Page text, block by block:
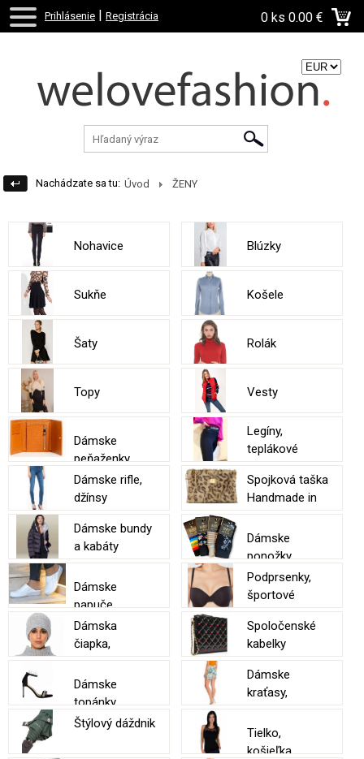
Prihlásenie | Registrácia 0 ks 0.00 €
Nachádzate sa tu: Úvod ŽENY
Nohavice Blúzky
Sukňe Košele
Šaty Rolák
Topy Vesty
Dámske
peňaženky
Legíny,
teplákové
nohavice
Dámske rifle,
džínsy
Spojková taška
Handmade in
Italy New
Dámske bundy
a kabáty
Dámske
ponožky
Dámske
papuče
Podprsenky,
športové
podprsenky
Dámska
čiapka,
šiltovka,
čelenka
Spoločenské
kabelky
Dámske
topánky
Dámske
kraťasy,
dámske šortky
Štýlový dáždnik
Tielko,
košieľka